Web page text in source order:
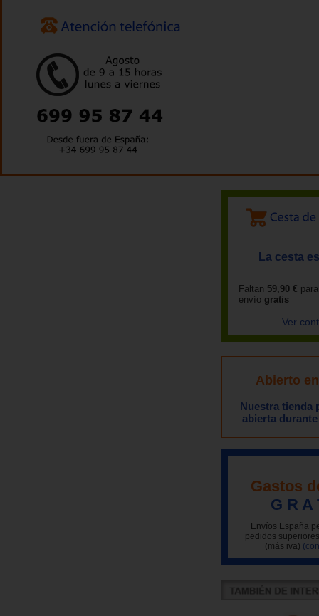
La cesta
Faltan 59,90 €
envío gratis
Ver
Abierto
Nuestra tienda
abierta
Gastos
G R A
Envíos España
pedidos
(más iva)